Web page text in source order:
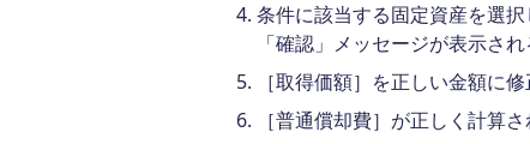
条件に該当する固定資産を選
「確認」メッセージが表示さ
［取得価額］を正しい金額に修
［普通償却費］が正しく計算